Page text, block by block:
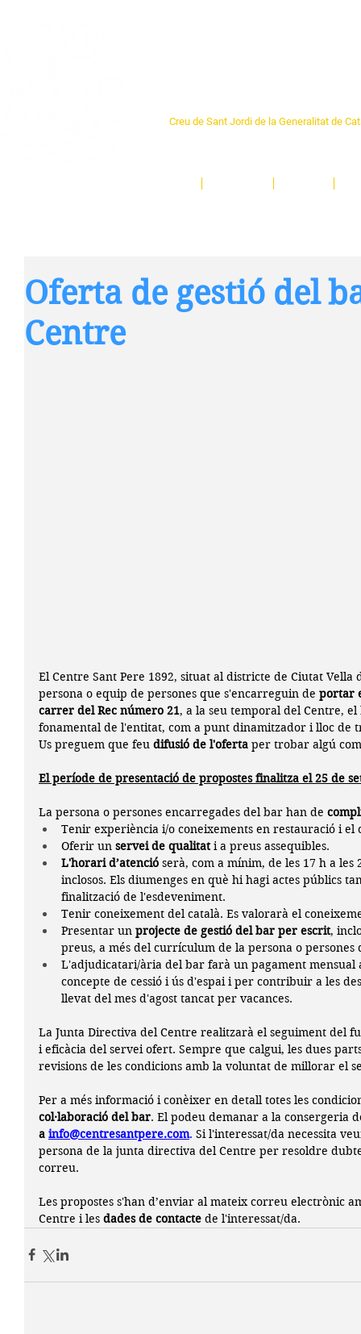
Creu de Sant Jordi de la Generalitat de
Oferta de gestió del
Centre
El Centre Sant Pere 1892, situat al districte de Ciutat Vella
persona o equip de persones que s'encarreguin de portar
carrer del Rec número 21, a la seu temporal del Centre,
fonamental de l'entitat, com a punt dinamitzador i lloc de
Us preguem que feu difusió de l'oferta per trobar algú
El període de presentació de propostes finalitza el 25 de
La persona o persones encarregades del bar han de
Tenir experiència i/o coneixements en restauració i
Oferir un servei de qualitat i a preus assequibles.
L'horari d’atenció serà, com a mínim, de les 17 h a
inclosos. Els diumenges en què hi hagi actes públics
finalització de l'esdeveniment.
Tenir coneixement del català. Es valorarà el
Presentar un projecte de gestió del bar per escrit,
preus, a més del currículum de la persona o persones
L'adjudicatari/ària del bar farà un pagament mensual
concepte de cessió i ús d'espai i per contribuir a les
llevat del mes d'agost tancat per vacances.
La Junta Directiva del Centre realitzarà el seguiment del
i eficàcia del servei ofert. Sempre que calgui, les dues
revisions de les condicions amb la voluntat de millorar el
Per a més informació i conèixer en detall totes les
col·laboració del bar. El podeu demanar a la consergeria
a info@centresantpere.com. Si l'interessat/da necessita
persona de la junta directiva del Centre per resoldre
correu.
Les propostes s'han d’enviar al mateix correu electrònic
Centre i les dades de contacte de l'interessat/da.